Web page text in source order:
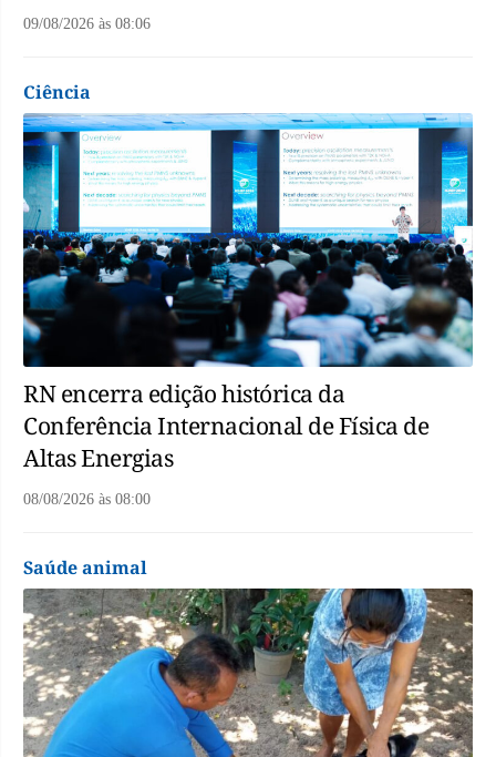
09/08/2026 às 08:06
Ciência
RN encerra edição histórica da
Conferência Internacional de Física de
Altas Energias
08/08/2026 às 08:00
Saúde animal